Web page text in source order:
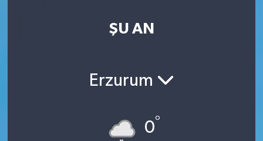
ŞU AN
Erzurum
0°